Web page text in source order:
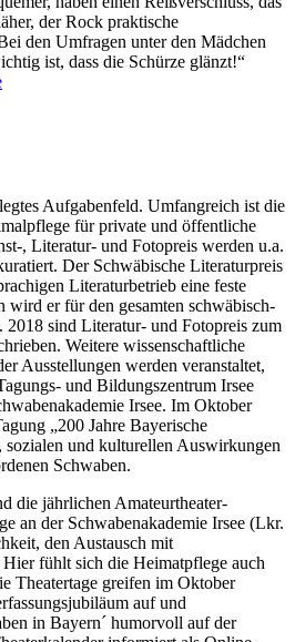
der Rock praktische
den Umfragen unter den Mädchen
ist, dass die Schürze glänzt!“
Aufgabenfeld. Umfangreich ist die
für private und öffentliche
, Literatur- und Fotopreis werden u.a.
Der Schwäbische Literaturpreis
Literaturbetrieb eine feste
wird er für den gesamten schwäbisch-
2018 sind Literatur- und Fotopreis zum
Weitere wissenschaftliche
Ausstellungen werden veranstaltet,
und Bildungszentrum Irsee
Irsee. Im Oktober
„200 Jahre Bayerische
sozialen und kulturellen Auswirkungen
Schwaben.
die jährlichen Amateurtheater-
an der Schwabenakademie Irsee (Lkr.
den Austausch mit
fühlt sich die Heimatpflege auch
Theatertage greifen im Oktober
auf und
in Bayern´ humorvoll auf der